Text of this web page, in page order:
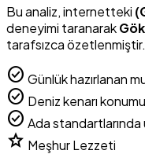
Bu analiz, internetteki
deneyimi taranarak
tarafsızca özetlenmiştir.
check_circle Günlük hazırlanan
check_circle Deniz kenarı
check_circle Ada
star Meşhur Lezzeti